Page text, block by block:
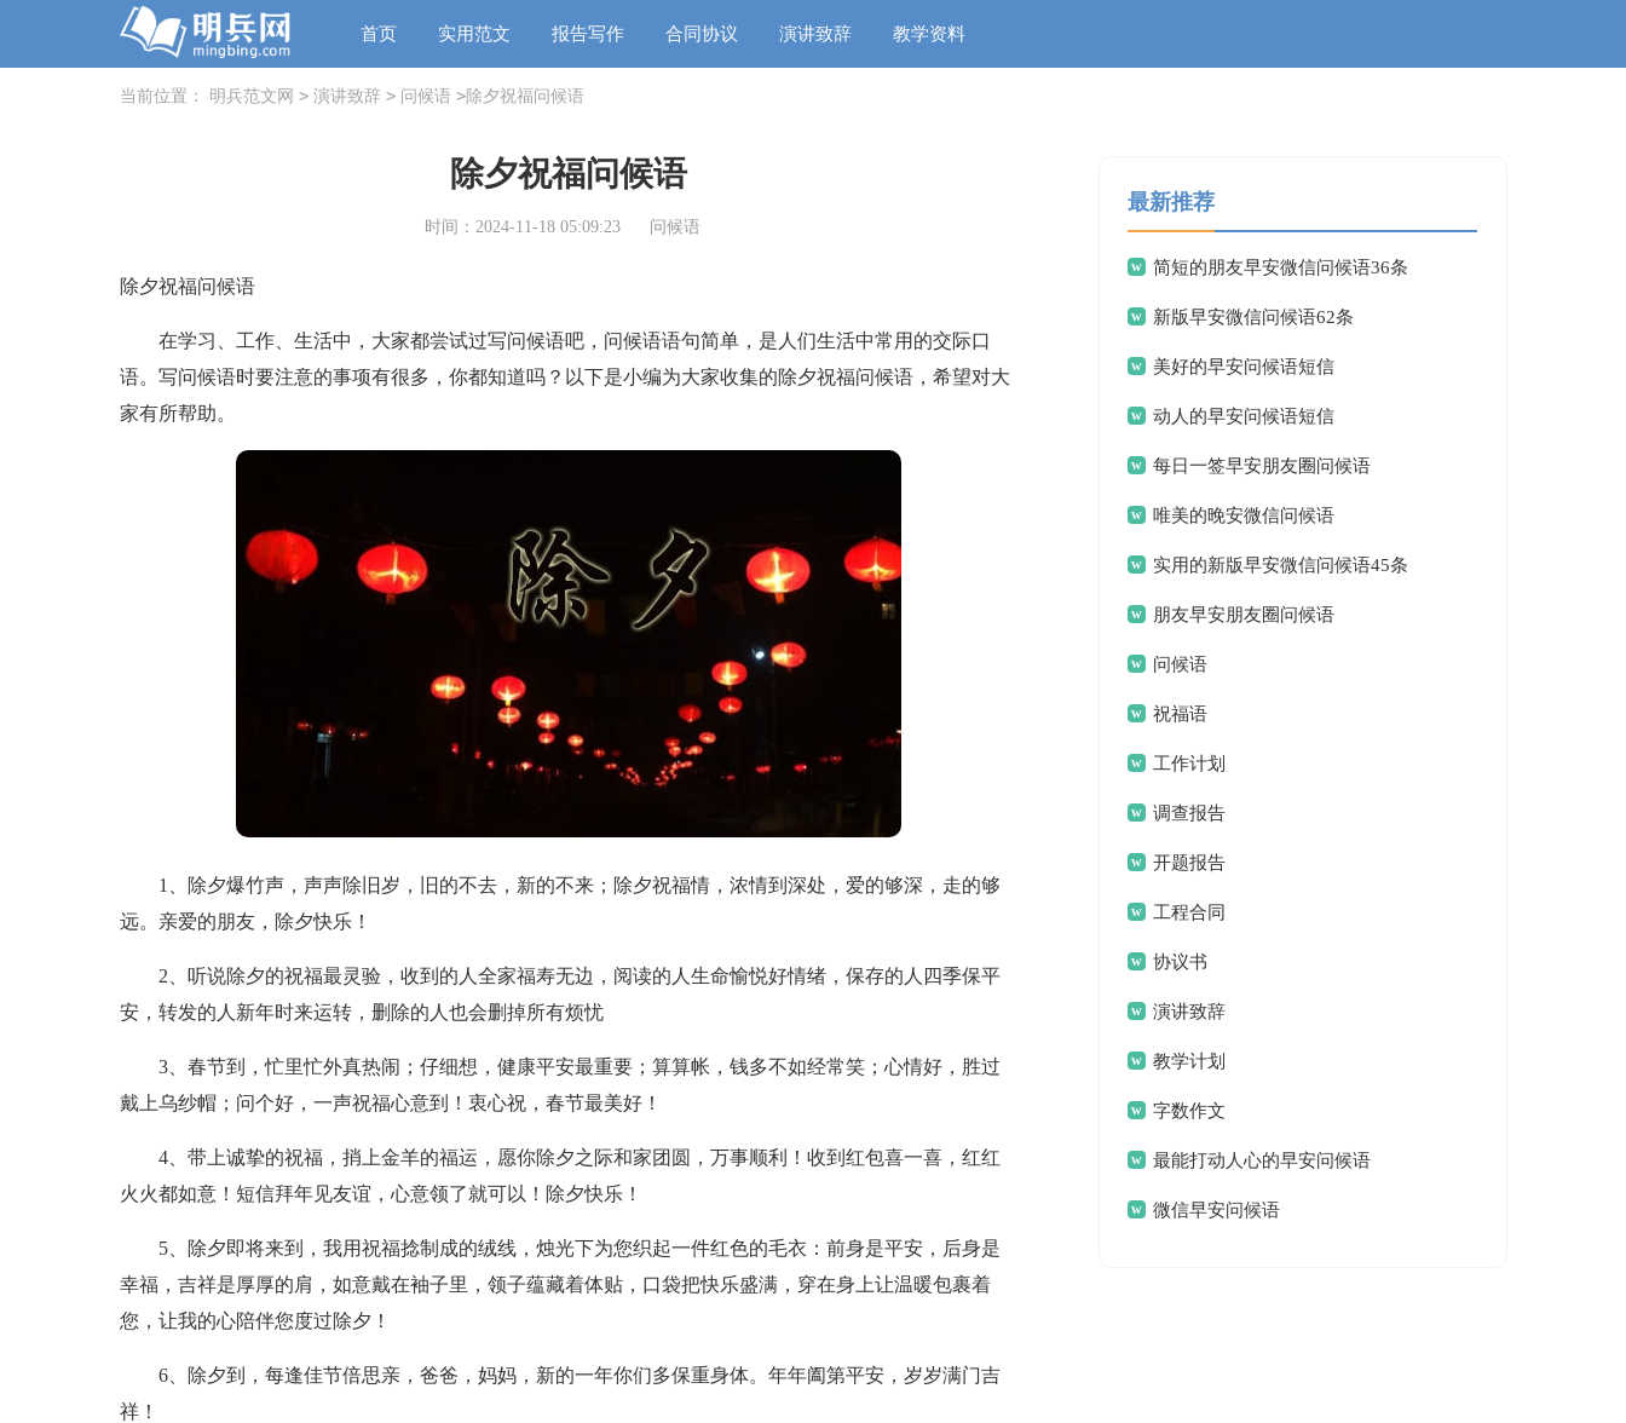
首页 实用范文 报告写作 合同协议 演讲致辞 教学资料
当前位置： 明兵范文网 > 演讲致辞 > 问候语 >除夕祝福问候语
除夕祝福问候语
时间：2024-11-18 05:09:23 问候语
除夕祝福问候语
在学习、工作、生活中，大家都尝试过写问候语吧，问候语语句简单，是人们生活中常用的交际口
语。写问候语时要注意的事项有很多，你都知道吗？以下是小编为大家收集的除夕祝福问候语，希望对大
家有所帮助。
1、除夕爆竹声，声声除旧岁，旧的不去，新的不来；除夕祝福情，浓情到深处，爱的够深，走的够
远。亲爱的朋友，除夕快乐！
2、听说除夕的祝福最灵验，收到的人全家福寿无边，阅读的人生命愉悦好情绪，保存的人四季保平
安，转发的人新年时来运转，删除的人也会删掉所有烦忧
3、春节到，忙里忙外真热闹；仔细想，健康平安最重要；算算帐，钱多不如经常笑；心情好，胜过
戴上乌纱帽；问个好，一声祝福心意到！衷心祝，春节最美好！
4、带上诚挚的祝福，捎上金羊的福运，愿你除夕之际和家团圆，万事顺利！收到红包喜一喜，红红
火火都如意！短信拜年见友谊，心意领了就可以！除夕快乐！
5、除夕即将来到，我用祝福捻制成的绒线，烛光下为您织起一件红色的毛衣：前身是平安，后身是
幸福，吉祥是厚厚的肩，如意戴在袖子里，领子蕴藏着体贴，口袋把快乐盛满，穿在身上让温暖包裹着
您，让我的心陪伴您度过除夕！
6、除夕到，每逢佳节倍思亲，爸爸，妈妈，新的一年你们多保重身体。年年阖第平安，岁岁满门吉
祥！
最新推荐
简短的朋友早安微信问候语36条
新版早安微信问候语62条
美好的早安问候语短信
动人的早安问候语短信
每日一签早安朋友圈问候语
唯美的晚安微信问候语
实用的新版早安微信问候语45条
朋友早安朋友圈问候语
问候语
祝福语
工作计划
调查报告
开题报告
工程合同
协议书
演讲致辞
教学计划
字数作文
最能打动人心的早安问候语
微信早安问候语